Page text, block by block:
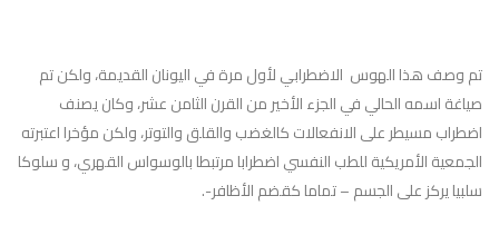
تم وصف هذا الهوس الاضطرابي لأول مرة في اليونان القديمة، ولكن تم
صياغة اسمه الحالي في الجزء الأخير من القرن الثامن عشر، وكان يصنف
اضطراب مسيطر على الانفعالات كالغضب والقلق والتوتر، ولكن مؤخرا اعتبرته
الجمعية الأمريكية للطب النفسي اضطرابا مرتبطا بالوسواس القهري، و سلوكا
سلبيا يركز على الجسم – تماما كقضم الأظافر-.